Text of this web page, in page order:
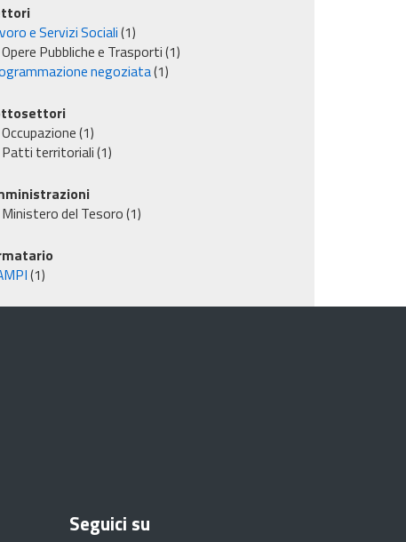
e Servizi Sociali(1)
Opere Pubbliche e Trasporti(1)
negoziata(1)
Occupazione(1)
Patti territoriali(1)
Ministero del Tesoro(1)
(1)
Seguici su